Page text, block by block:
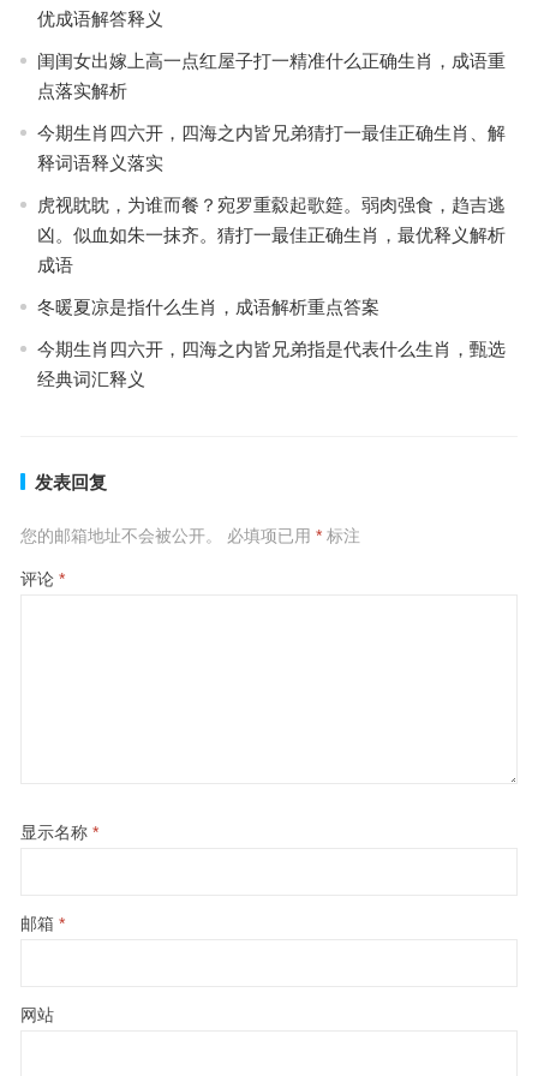
优成语解答释义
闺闺女出嫁上高一点红屋子打一精准什么正确生肖，成语重
点落实解析
今期生肖四六开，四海之内皆兄弟猜打一最佳正确生肖、解
释词语释义落实
虎视眈眈，为谁而餐？宛罗重縠起歌筵。弱肉强食，趋吉逃
凶。似血如朱一抹齐。猜打一最佳正确生肖，最优释义解析
成语
冬暖夏凉是指什么生肖，成语解析重点答案
今期生肖四六开，四海之内皆兄弟指是代表什么生肖，甄选
经典词汇释义
发表回复
您的邮箱地址不会被公开。 必填项已用 *标注
评论 *
显示名称 *
邮箱 *
网站